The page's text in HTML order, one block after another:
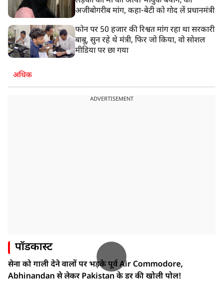
अजीबोगरीब मांग, कहा-बेटी को गोद लें प्रधानमंत्री
फोन पर 50 हजार की रिश्वत मांग रहा था सरकारी
बाबू, सुन रहे थे मंत्री, फिर जो किया, वो सोशल
मीडिया पर छा गया
अधिक
ADVERTISEMENT
पॉडकास्ट
सेना को गाली देने वालों पर भड़के पूर्व Air Commodore,
Abhinandan से लेकर Pakistan के डर की खोली पोल!